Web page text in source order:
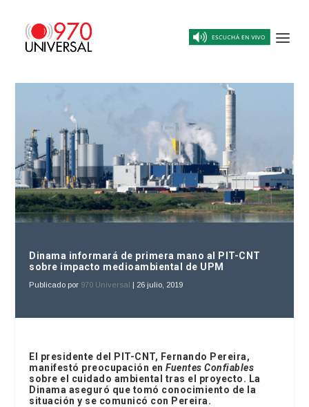
Dinama informará de primera mano al PIT-CNT
sobre impacto medioambiental de UPM
Publicado por 970 Universal | 26 julio, 2019
El presidente del PIT-CNT, Fernando Pereira,
manifestó preocupación enFuentes Confiables
sobre el cuidado ambiental tras el proyecto. La
Dinama aseguró que tomó conocimiento de la
situación y se comunicó con Pereira.